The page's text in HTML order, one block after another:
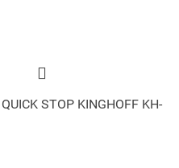
STOP KINGHOFF KH-